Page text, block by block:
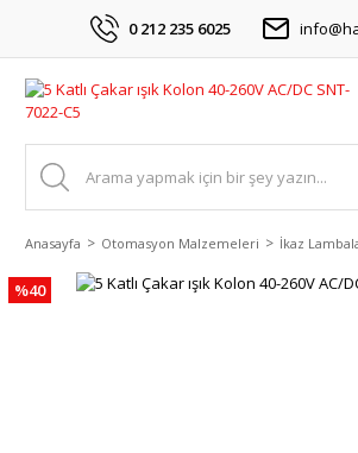
0 212 235 6025
Anasayfa Otomasyon Malzemeleri İkaz
%40